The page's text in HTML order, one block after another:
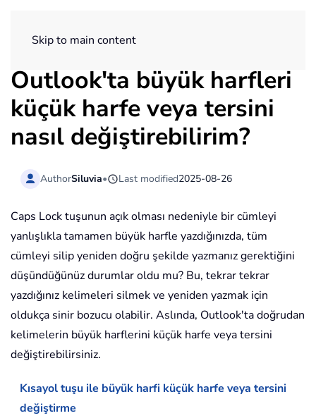
Skip to main content
Outlook'ta büyük harfleri
küçük harfe veya tersini
nasıl değiştirebilirim?
AuthorSiluvia• Last modified2025-08-26
Caps Lock tuşunun açık olması nedeniyle bir cümleyi
yanlışlıkla tamamen büyük harfle yazdığınızda, tüm
cümleyi silip yeniden doğru şekilde yazmanız gerektiğini
düşündüğünüz durumlar oldu mu? Bu, tekrar tekrar
yazdığınız kelimeleri silmek ve yeniden yazmak için
oldukça sinir bozucu olabilir. Aslında, Outlook'ta doğrudan
kelimelerin büyük harflerini küçük harfe veya tersini
değiştirebilirsiniz.
Kısayol tuşu ile büyük harfi küçük harfe veya tersini
değiştirme